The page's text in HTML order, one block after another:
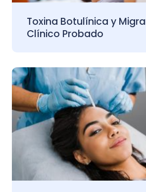
Toxina Botulínica y
Clínico Probado